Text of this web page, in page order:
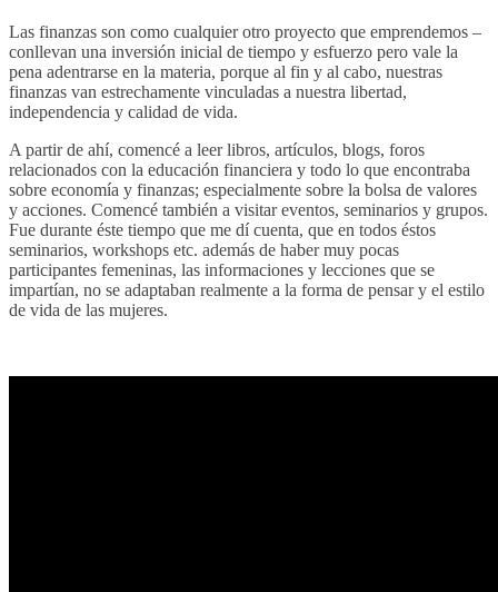
Las finanzas son como cualquier otro proyecto que emprendemos –
conllevan una inversión inicial de tiempo y esfuerzo pero vale la
pena adentrarse en la materia, porque al fin y al cabo, nuestras
finanzas van estrechamente vinculadas a nuestra libertad,
independencia y calidad de vida.
A partir de ahí, comencé a leer libros, artículos, blogs, foros
relacionados con la educación financiera y todo lo que encontraba
sobre economía y finanzas; especialmente sobre la bolsa de valores
y acciones. Comencé también a visitar eventos, seminarios y grupos.
Fue durante éste tiempo que me dí cuenta, que en todos éstos
seminarios, workshops etc. además de haber muy pocas
participantes femeninas, las informaciones y lecciones que se
impartían, no se adaptaban realmente a la forma de pensar y el estilo
de vida de las mujeres.